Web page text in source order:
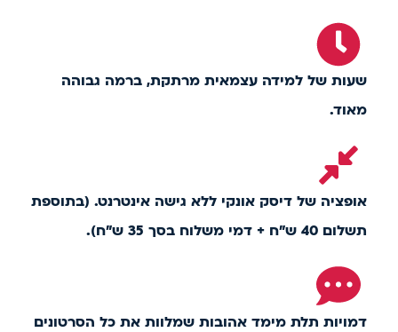
שעות של למידה עצמאית מרתקת, ברמה גבוהה
מאוד.
אופציה של דיסק אונקי ללא גישה אינטרנט. (בתוספת
תשלום 40 ש"ח + דמי משלוח בסך 35 ש"ח).
דמויות תלת מימד אהובות שמלוות את כל הסרטונים